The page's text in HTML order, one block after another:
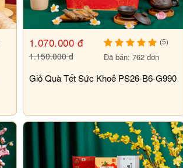
1.070.000 đ
1.150.000 đ
(5)
Đã bán: 762 đơn
Giỏ Quà Tết Sức Khoẻ PS26-B6-G990